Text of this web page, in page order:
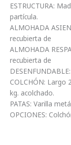
ESTRUCTURA:
partícula.
ALMOHADA
recubierta de
ALMOHADA
recubierta de
COLCHÓN: Largo
kg. acolchado.
PATAS: Varilla
OPCIONES: